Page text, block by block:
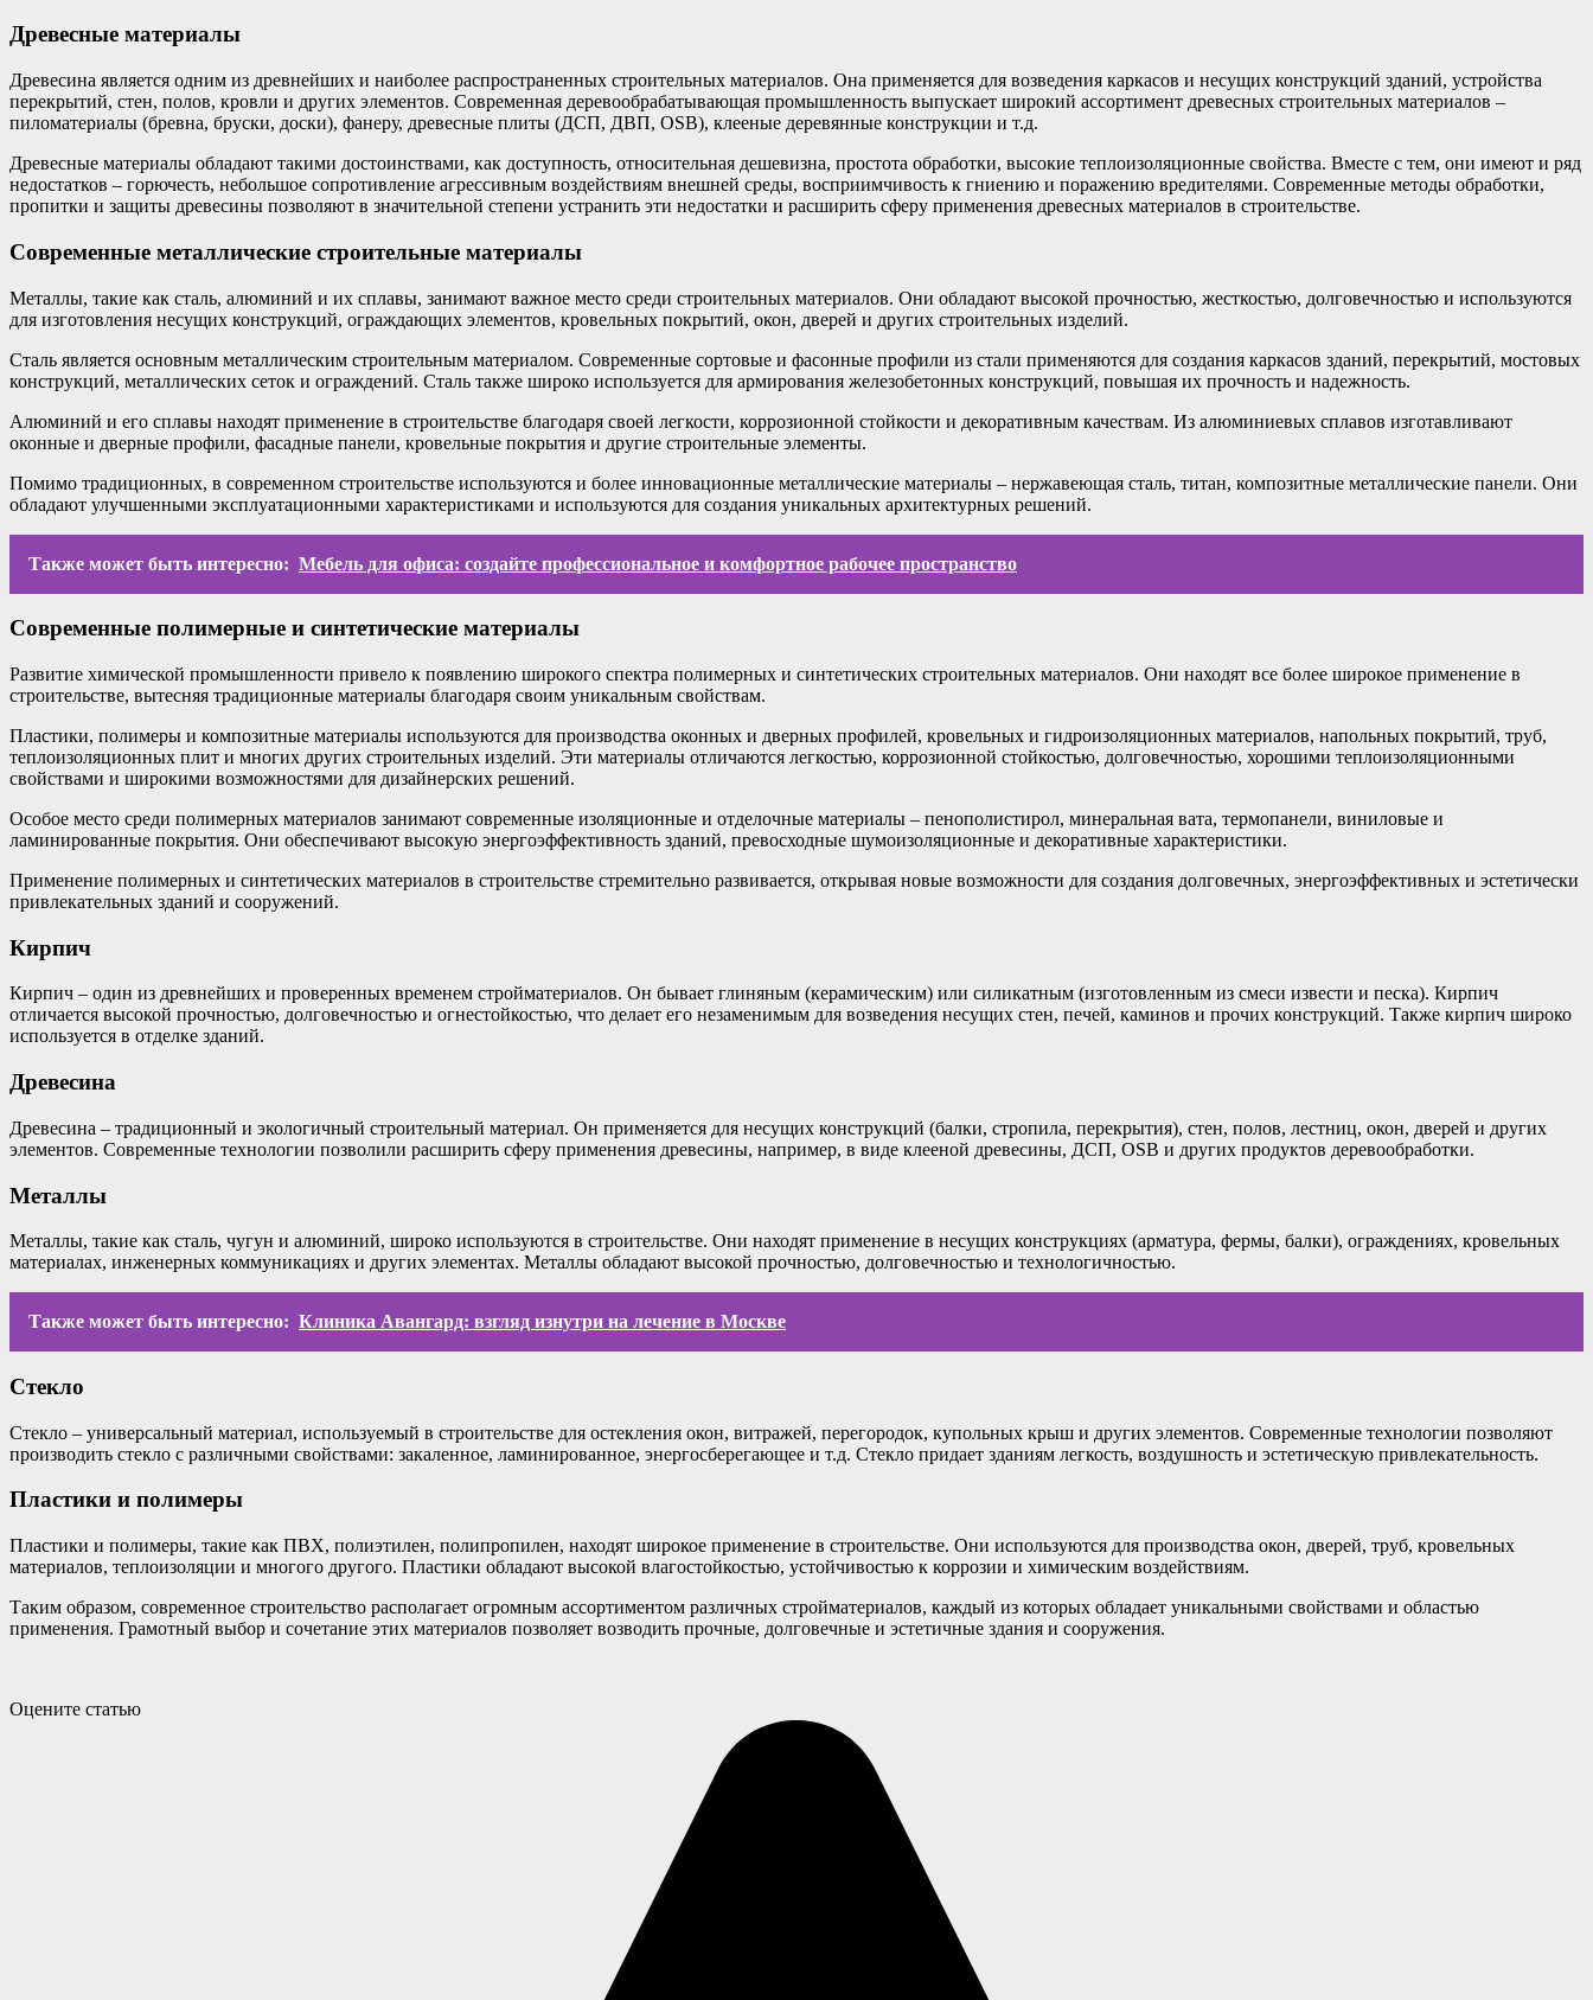
Древесные материалы
Древесина является одним из древнейших и наиболее распространенных строительных материалов. Она применяется для возведения каркасов и несущих конструкций зданий, устройства
перекрытий, стен, полов, кровли и других элементов. Современная деревообрабатывающая промышленность выпускает широкий ассортимент древесных строительных материалов –
пиломатериалы (бревна, бруски, доски), фанеру, древесные плиты (ДСП, ДВП, OSB), клееные деревянные конструкции и т.д.
Древесные материалы обладают такими достоинствами, как доступность, относительная дешевизна, простота обработки, высокие теплоизоляционные свойства. Вместе с тем, они имеют и ряд
недостатков – горючесть, небольшое сопротивление агрессивным воздействиям внешней среды, восприимчивость к гниению и поражению вредителями. Современные методы обработки,
пропитки и защиты древесины позволяют в значительной степени устранить эти недостатки и расширить сферу применения древесных материалов в строительстве.
Современные металлические строительные материалы
Металлы, такие как сталь, алюминий и их сплавы, занимают важное место среди строительных материалов. Они обладают высокой прочностью, жесткостью, долговечностью и используются
для изготовления несущих конструкций, ограждающих элементов, кровельных покрытий, окон, дверей и других строительных изделий.
Сталь является основным металлическим строительным материалом. Современные сортовые и фасонные профили из стали применяются для создания каркасов зданий, перекрытий, мостовых
конструкций, металлических сеток и ограждений. Сталь также широко используется для армирования железобетонных конструкций, повышая их прочность и надежность.
Алюминий и его сплавы находят применение в строительстве благодаря своей легкости, коррозионной стойкости и декоративным качествам. Из алюминиевых сплавов изготавливают
оконные и дверные профили, фасадные панели, кровельные покрытия и другие строительные элементы.
Помимо традиционных, в современном строительстве используются и более инновационные металлические материалы – нержавеющая сталь, титан, композитные металлические панели. Они
обладают улучшенными эксплуатационными характеристиками и используются для создания уникальных архитектурных решений.
Также может быть интересно: Мебель для офиса: cоздайте профессиональное и комфортное рабочее пространство
Современные полимерные и синтетические материалы
Развитие химической промышленности привело к появлению широкого спектра полимерных и синтетических строительных материалов. Они находят все более широкое применение в
строительстве, вытесняя традиционные материалы благодаря своим уникальным свойствам.
Пластики, полимеры и композитные материалы используются для производства оконных и дверных профилей, кровельных и гидроизоляционных материалов, напольных покрытий, труб,
теплоизоляционных плит и многих других строительных изделий. Эти материалы отличаются легкостью, коррозионной стойкостью, долговечностью, хорошими теплоизоляционными
свойствами и широкими возможностями для дизайнерских решений.
Особое место среди полимерных материалов занимают современные изоляционные и отделочные материалы – пенополистирол, минеральная вата, термопанели, виниловые и
ламинированные покрытия. Они обеспечивают высокую энергоэффективность зданий, превосходные шумоизоляционные и декоративные характеристики.
Применение полимерных и синтетических материалов в строительстве стремительно развивается, открывая новые возможности для создания долговечных, энергоэффективных и эстетически
привлекательных зданий и сооружений.
Кирпич
Кирпич – один из древнейших и проверенных временем стройматериалов. Он бывает глиняным (керамическим) или силикатным (изготовленным из смеси извести и песка). Кирпич
отличается высокой прочностью, долговечностью и огнестойкостью, что делает его незаменимым для возведения несущих стен, печей, каминов и прочих конструкций. Также кирпич широко
используется в отделке зданий.
Древесина
Древесина – традиционный и экологичный строительный материал. Он применяется для несущих конструкций (балки, стропила, перекрытия), стен, полов, лестниц, окон, дверей и других
элементов. Современные технологии позволили расширить сферу применения древесины, например, в виде клееной древесины, ДСП, OSB и других продуктов деревообработки.
Металлы
Металлы, такие как сталь, чугун и алюминий, широко используются в строительстве. Они находят применение в несущих конструкциях (арматура, фермы, балки), ограждениях, кровельных
материалах, инженерных коммуникациях и других элементах. Металлы обладают высокой прочностью, долговечностью и технологичностью.
Также может быть интересно: Клиника Авангард: взгляд изнутри на лечение в Москве
Стекло
Стекло – универсальный материал, используемый в строительстве для остекления окон, витражей, перегородок, купольных крыш и других элементов. Современные технологии позволяют
производить стекло с различными свойствами: закаленное, ламинированное, энергосберегающее и т.д. Стекло придает зданиям легкость, воздушность и эстетическую привлекательность.
Пластики и полимеры
Пластики и полимеры, такие как ПВХ, полиэтилен, полипропилен, находят широкое применение в строительстве. Они используются для производства окон, дверей, труб, кровельных
материалов, теплоизоляции и многого другого. Пластики обладают высокой влагостойкостью, устойчивостью к коррозии и химическим воздействиям.
Таким образом, современное строительство располагает огромным ассортиментом различных стройматериалов, каждый из которых обладает уникальными свойствами и областью
применения. Грамотный выбор и сочетание этих материалов позволяет возводить прочные, долговечные и эстетичные здания и сооружения.
Оцените статью